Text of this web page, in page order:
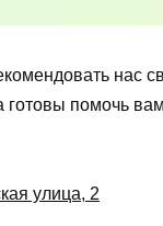
нас
готовы помочь
улица, 2